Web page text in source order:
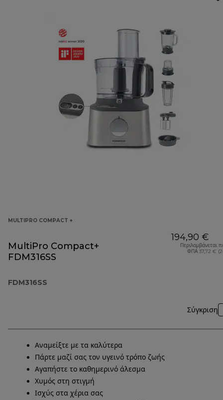
MULTIPRO COMPACT +
MultiPro Compact+
FDM316SS
FDM316SS
194,90 €
Περιλαμβάνεται
ΦΠΑ 37,72 €
Σύγκριση
Αναμείξτε με τα καλύτερα
Πάρτε μαζί σας τον υγεινό τρόπο ζωής
Αγαπήστε το καθημερινό άλεσμα
Χυμός στη στιγμή
Ισχύς στα χέρια σας